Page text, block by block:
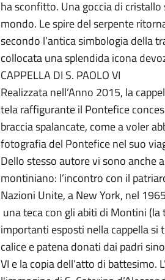
ha scon­fitto. Una goccia di
mondo. Le spire del serpente
secondo l’antica simbologia della
collocata una splendida icona
CAPPELLA DI S. PAOLO VI
Realizzata nell’Anno 2015, la
tela raffigurante il Pontefice
braccia spalancate, come a voler
fotografia del Pontefice nel suo
Dello stesso autore vi sono
montiniano: l’incontro con il
Nazioni Unite, a New York, nel
una teca con gli abiti di Montini (la
importanti esposti nella cappella
calice e patena donati dai padri
VI e la copia dell’atto di battesimo.